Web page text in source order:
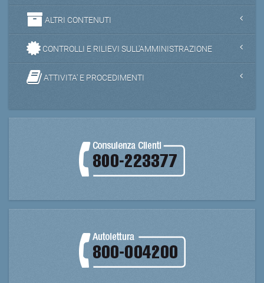
ALTRI CONTENUTI
CONTROLLI E RILIEVI SULL'AMMINISTRAZIONE
ATTIVITA' E PROCEDIMENTI